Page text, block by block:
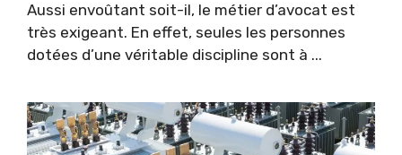
Aussi envoûtant soit-il, le métier d’avocat est
très exigeant. En effet, seules les personnes
dotées d’une véritable discipline sont à ...